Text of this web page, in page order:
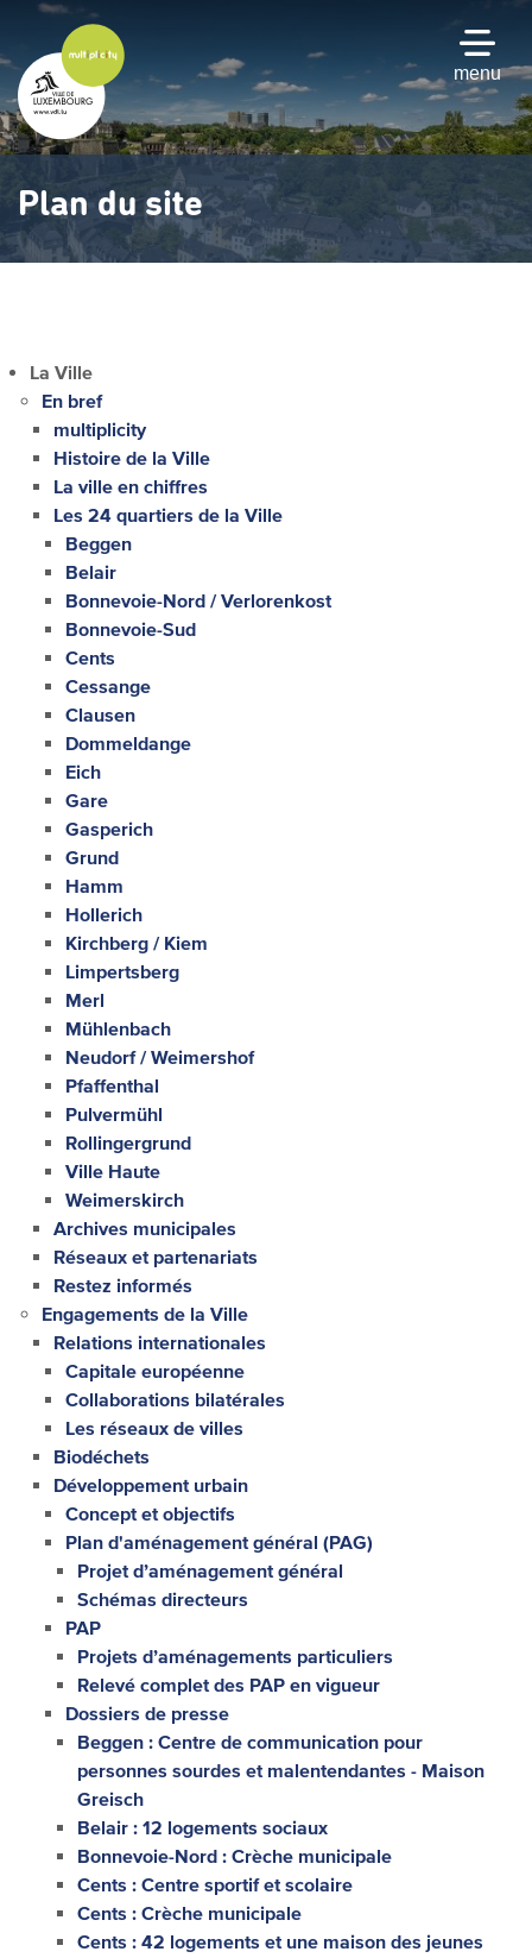
Passer
contenu
principal
menu
Plan du site
La Ville
En bref
multiplicity
Histoire de la Ville
La ville en chiffres
Les 24 quartiers de la Ville
Beggen
Belair
Bonnevoie-Nord / Verlorenkost
Bonnevoie-Sud
Cents
Cessange
Clausen
Dommeldange
Eich
Gare
Gasperich
Grund
Hamm
Hollerich
Kirchberg / Kiem
Limpertsberg
Merl
Mühlenbach
Neudorf / Weimershof
Pfaffenthal
Pulvermühl
Rollingergrund
Ville Haute
Weimerskirch
Archives municipales
Réseaux et partenariats
Restez informés
Engagements de la Ville
Relations internationales
Capitale européenne
Collaborations bilatérales
Les réseaux de villes
Biodéchets
Développement urbain
Concept et objectifs
Plan d'aménagement général (PAG)
Projet d’aménagement général
Schémas directeurs
PAP
Projets d’aménagements particuliers
Relevé complet des PAP en vigueur
Dossiers de presse
Beggen : Centre de communication pour
personnes sourdes et malentendantes - Maison
Greisch
Belair : 12 logements sociaux
Bonnevoie-Nord : Crèche municipale
Cents : Centre sportif et scolaire
Cents : Crèche municipale
Cents : 42 logements et une maison des jeunes